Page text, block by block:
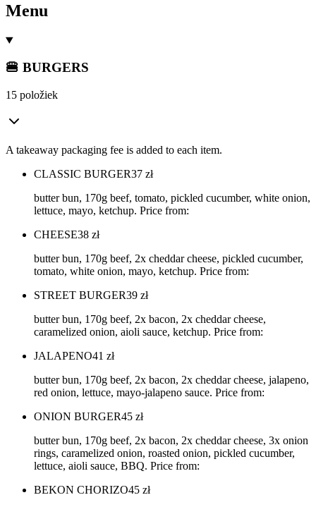
Menu
🍔 BURGERS
15 položiek
A takeaway packaging fee is added to each item.
CLASSIC BURGER37 zł
butter bun, 170g beef, tomato, pickled cucumber, white onion,
lettuce, mayo, ketchup. Price from:
CHEESE38 zł
butter bun, 170g beef, 2x cheddar cheese, pickled cucumber,
tomato, white onion, mayo, ketchup. Price from:
STREET BURGER39 zł
butter bun, 170g beef, 2x bacon, 2x cheddar cheese,
caramelized onion, aioli sauce, ketchup. Price from:
JALAPENO41 zł
butter bun, 170g beef, 2x bacon, 2x cheddar cheese, jalapeno,
red onion, lettuce, mayo-jalapeno sauce. Price from:
ONION BURGER45 zł
butter bun, 170g beef, 2x bacon, 2x cheddar cheese, 3x onion
rings, caramelized onion, roasted onion, pickled cucumber,
lettuce, aioli sauce, BBQ. Price from:
BEKON CHORIZO45 zł